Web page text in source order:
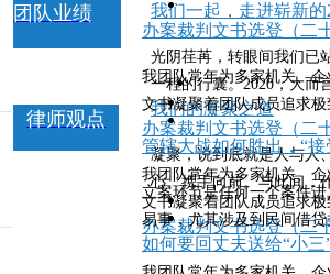
我们一起，走进崭新的
光阴荏苒，转眼间我们已
一程的行囊。2020，大而
我们的凝聚之道
凝聚，说到底就是人与人
心、携手向前。与此间，
团队业绩
律师观点
办案裁判文书选登（二
我团队常年为多家机关、
文书凝聚着团队成员追求
办案裁判文书选登（二
我团队常年为多家机关、
文书凝聚着团队成员追求
办案裁判文书选登（二
管辖大战如何胜出，“
立案环节是任何一个案件
易事，尤其涉及到民间借
如何要回丈夫送给“小三